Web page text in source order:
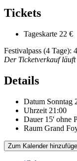
Tickets
Tageskarte 22 €
Festivalpass (4 Tage):
Der Ticketverkauf läuft
Details
Datum Sonntag
Uhrzeit 21:00
Dauer 15' ohne
Raum Grand
Zum Kalender